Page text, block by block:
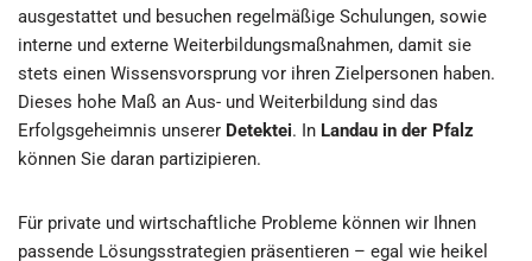
ausgestattet und besuchen regelmäßige Schulungen, sowie
interne und externe Weiterbildungsmaßnahmen, damit sie
stets einen Wissensvorsprung vor ihren Zielpersonen haben.
Dieses hohe Maß an Aus- und Weiterbildung sind das
Erfolgsgeheimnis unserer Detektei. In Landau in der Pfalz
können Sie daran partizipieren.
Für private und wirtschaftliche Probleme können wir Ihnen
passende Lösungsstrategien präsentieren – egal wie heikel